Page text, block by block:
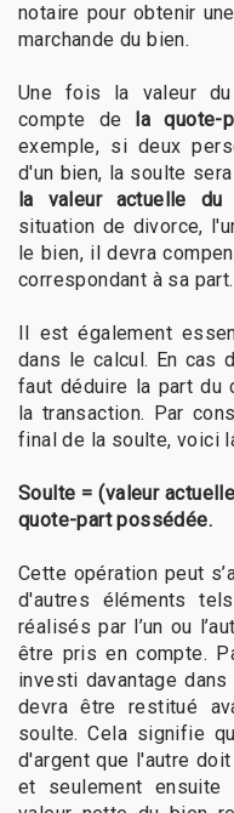
notaire pour obtenir
marchande du bien.
Une fois la valeur
compte de
la quote-
exemple, si deux
d'un bien, la soulte
la valeur actuelle du
situation de divorce,
le bien, il devra
correspondant à sa part.
Il est également
dans le calcul. En cas
faut déduire la part du
la transaction. Par
final de la soulte, voici
Soulte = (valeur
quote-part possédée.
Cette opération peut
d'autres éléments
réalisés par l’un ou
être pris en compte.
investi davantage
devra être restitué
soulte. Cela signifie
d'argent que l'autre
et seulement